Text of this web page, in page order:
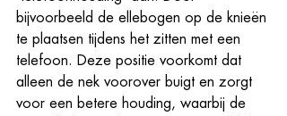
bijvoorbeeld de ellebogen op de knieën
te plaatsen tijdens het zitten met een
telefoon. Deze positie voorkomt dat
alleen de nek voorover buigt en zorgt
voor een betere houding, waarbij de